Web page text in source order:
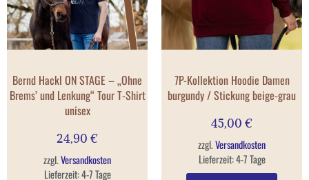
Bernd Hackl ON STAGE – „Ohne
Brems’ und Lenkung“ Tour T-Shirt
unisex
24,90 €
zzgl.Versandkosten
Lieferzeit:4-7 Tage
7P-Kollektion Hoodie Damen
burgundy / Stickung beige-grau
45,00 €
zzgl.Versandkosten
Lieferzeit:4-7 Tage